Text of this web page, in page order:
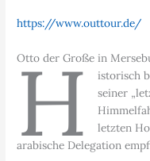
https://www.outtour.de/
Otto der Große in
H
istorisch
seiner
letzten
arabische Delegation